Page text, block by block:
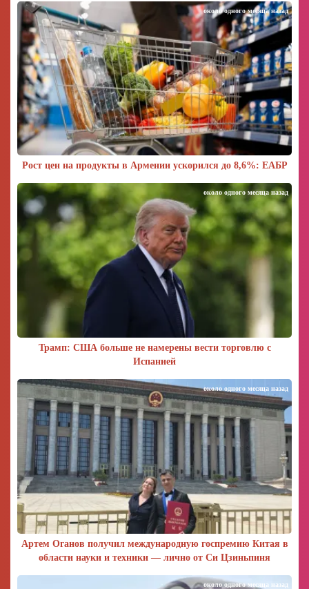
Рост цен на продукты в Армении ускорился до 8,6%: ЕАБР
около одного месяца назад
Трамп: США больше не намерены вести торговлю с
Испанией
около одного месяца назад
Артем Оганов получил международную госпремию Китая в
области науки и техники — лично от Си Цзиньпиня
около одного месяца назад
около одного месяца назад